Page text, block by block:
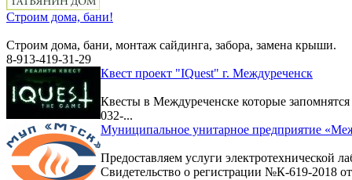
Строим дома, бани!
Строим дома, бани, монтаж сайдинга, забора, замена крыши.
8-913-419-31-29
Квест проект "IQuest" г. Междуреченск
Квесты в Междуреченске которые
032-...
Муниципальное унитарное предприятие
Предоставляем услуги электротехнической
Свидетельство о регистрации №К-619-2018 от